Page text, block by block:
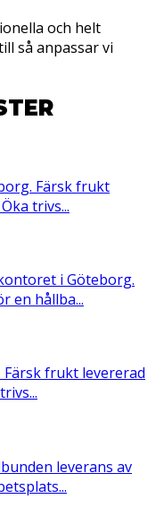
och helt
så anpassar vi
Färsk frukt
trivs...
i Göteborg.
en hållba...
frukt levererad
leverans av